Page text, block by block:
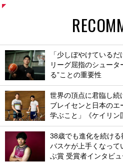
「少しぼやけている
リーグ屈指のシュータ
る”ことの重要性
世界の頂点に君臨し続
ブレイセンと日本のエ
学ぶこと」《ケイリン
38歳でも進化を続け
バスケが上手くなって
ぶ賞 受賞者インタビュ